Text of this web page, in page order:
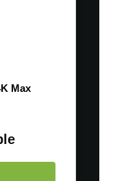
Max